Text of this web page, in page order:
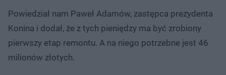
Powiedział nam Paweł Adamów, zastępca prezydenta
Konina i dodał, że z tych pieniędzy ma być zrobiony
pierwszy etap remontu. A na niego potrzebne jest 46
milionów złotych.